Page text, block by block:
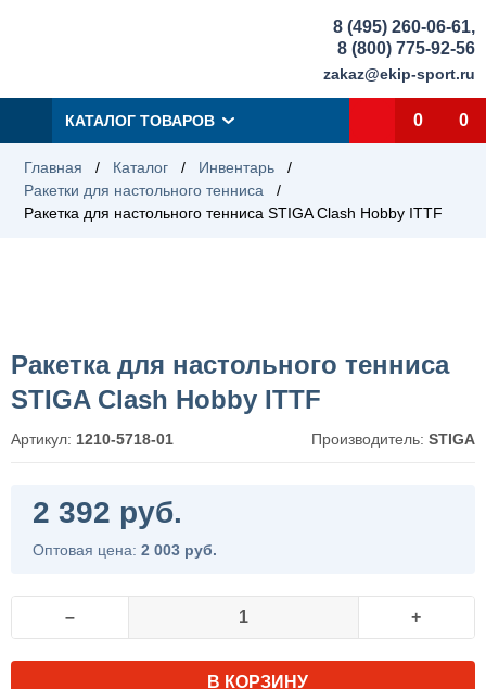
8 (495) 260-06-61,
8 (800) 775-92-56
zakaz@ekip-sport.ru
КАТАЛОГ ТОВАРОВ 0 0
Главная / Каталог / Инвентарь
/
Ракетки для настольного тенниса
/
Ракетка для настольного тенниса STIGA Clash Hobby ITTF
Ракетка для настольного тенниса
STIGA Clash Hobby ITTF
Артикул: 1210-5718-01 Производитель: STIGA
2 392 руб.
Оптовая цена: 2 003 руб.
– +
В КОРЗИНУ